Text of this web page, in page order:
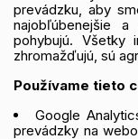
prevádzku, aby
najobľúbenejšie
pohybujú. Všetky
zhromažďujú, sú
Používame tieto
Google
prevádzky na